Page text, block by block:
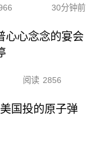
30分钟前
心心念念的宴会
阅读 2856
国投的原子弹